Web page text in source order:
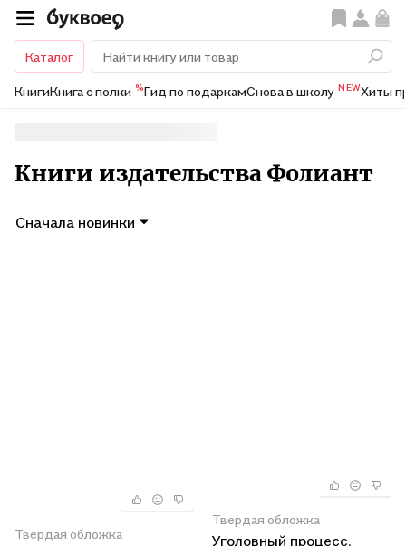
Каталог
КнигиКнига с полки %Гид по подаркамСнова в школу NEWХиты
Книги издательства Фолиант
Сначала новинки
Твердая обложка
Твердая обложка
Уголовный процесс.